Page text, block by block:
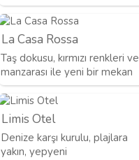
La Casa Rossa
Taş dokusu, kırmızı renkleri ve
manzarası ile yeni bir mekan
Limis Otel
Denize karşı kurulu, plajlara
yakın, yepyeni